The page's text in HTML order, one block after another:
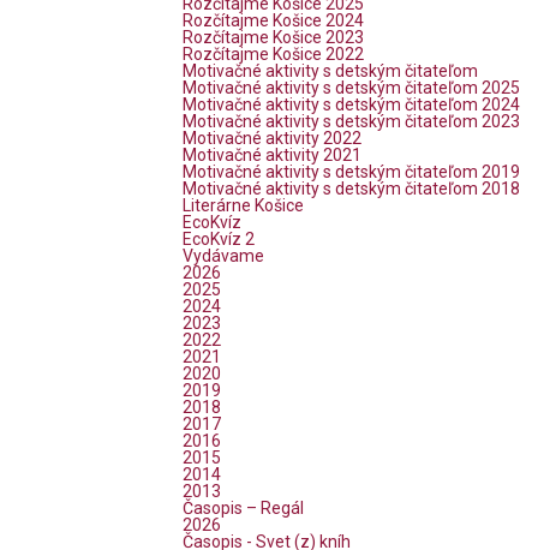
Rozčítajme Košice 2025
Rozčítajme Košice 2024
Rozčítajme Košice 2023
Rozčítajme Košice 2022
Motivačné aktivity s detským čitateľom
Motivačné aktivity s detským čitateľom 2025
Motivačné aktivity s detským čitateľom 2024
Motivačné aktivity s detským čitateľom 2023
Motivačné aktivity 2022
Motivačné aktivity 2021
Motivačné aktivity s detským čitateľom 2019
Motivačné aktivity s detským čitateľom 2018
Literárne Košice
EcoKvíz
EcoKvíz 2
Vydávame
2026
2025
2024
2023
2022
2021
2020
2019
2018
2017
2016
2015
2014
2013
Časopis – Regál
2026
Časopis - Svet (z) kníh